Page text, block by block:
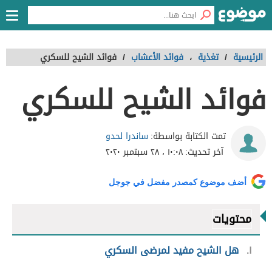
الرئيسية / تغذية ، فوائد الأعشاب / فوائد الشيح للسكري
فوائد الشيح للسكري
تمت الكتابة بواسطة:ساندرا لحدو
آخر تحديث:١٠:٠٨ ، ٢٨ سبتمبر ٢٠٢٠
أضف موضوع كمصدر مفضل في جوجل
محتويات
١ هل الشيح مفيد لمرضى السكري